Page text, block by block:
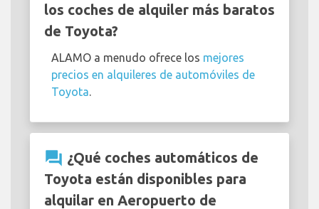
los coches de alquiler más baratos
de Toyota?
ALAMO a menudo ofrece los mejores
precios en alquileres de automóviles de
Toyota
question_answer ¿Qué coches automáticos de
Toyota están disponibles para
alquilar en Aeropuerto de